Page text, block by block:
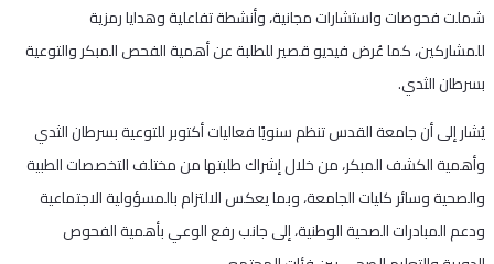
شملت فحوصات واستشارات مجانية، وأنشطة تفاعلية وهدايا رمزية
للمشاركين، كما عُرض فيديو قصير للطلبة عن أهمية الفحص المبكر والتوعية
بسرطان الثدي.
يُشار إلى أن جامعة القدس تنظم سنويًا فعاليات أكتوبر للتوعية بسرطان الثدي
وأهمية الكشف المبكر، من خلال إشراك طلبتها من مختلف التخصصات الطبية
والصحية وسائر كليات الجامعة، وبما يعكس الالتزام بالمسؤولية الاجتماعية
ودعم المبادرات الصحية الوطنية، إلى جانب رفع الوعي بأهمية الفحوص